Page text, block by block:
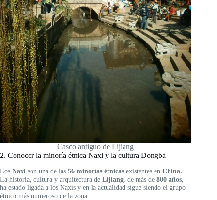
Casco antiguo de Lijiang
2. Conocer la minoría étnica Naxi y la cultura Dongba
Los Naxi son una de las 56 minorías étnicas existentes en China.
La historia, cultura y arquitectura de Lijiang , de más de 800 años
ha estado ligada a los Naxis y en la actualidad sigue siendo el grupo
étnico más numeroso de la zona: